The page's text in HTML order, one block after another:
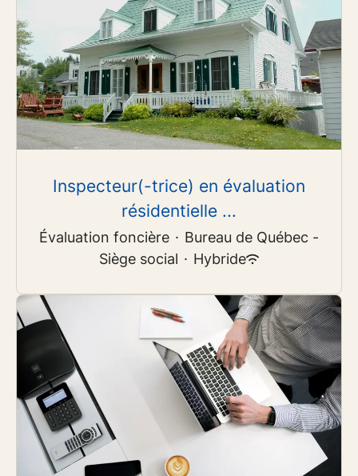
Inspecteur(-trice) en évaluation
résidentielle ...
Évaluation foncière · Bureau de Québec -
Siège social · Hybride